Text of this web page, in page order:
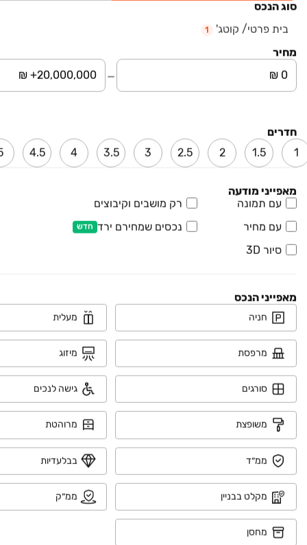
סוג הנכס
בית פרטי/ קוטג'
1
מחיר
חדרים
1
1.5
2
2.5
3
3.5
4
4.5
מאפייני מודעה
עם תמונה
רק מושבים וקיבוצים
עם מחיר
נכסים שמחירם ירד חדש
סיור 3D
מאפייני הנכס
חניה מעלית
מרפסת מיזוג
סורגים גישה לנכים
משופצת מרוהטת
ממ״ד בבלעדיות
מקלט בבניין ממ״ק
מחסן
5 חדרים • קומה ‎קרקע‏ • 230 מ״ר
הבונים 8
בית פרטי/ קוטג', נווה נחל, בית שאן
4 חדרים • קומה ‎קרקע‏ • 380 מ״ר
₪ 3,900,000
בית פרטי/ קוטג', שדה נחום, שדה נחום
צפצפה 9